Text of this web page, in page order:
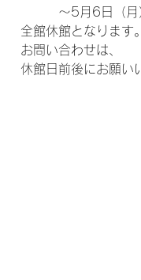
～5月6日（月
全館休館となります。
お問い合わせは、
休館日前後にお願い